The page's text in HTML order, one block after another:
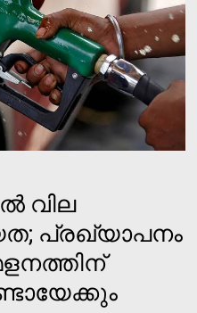
വില
പ്രഖ്യാപനം